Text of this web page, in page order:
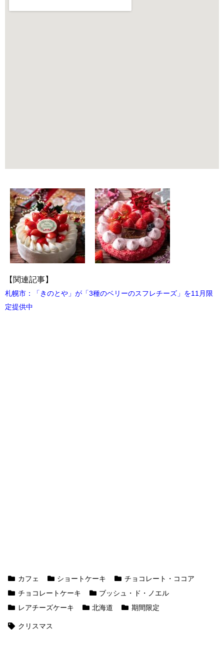
【関連記事】
札幌市：「きのとや」が「3種のベリーのスフレチーズ」を11月限
定提供中
カフェ ショートケーキ
チョコレート・ココア
チョコレートケーキ
ブッシュ・ド・ノエル
レアチーズケーキ
北海道 期間限定
クリスマス